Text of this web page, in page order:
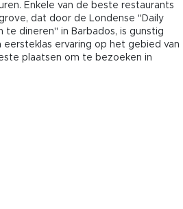
Enkele van de beste restaurants
dat door de Londense "Daily
dineren" in Barbados, is gunstig
ervaring op het gebied van
plaatsen om te bezoeken in